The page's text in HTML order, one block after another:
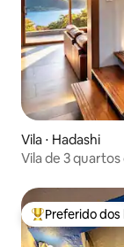
Vila ⋅ Hadashi
Vila de 3
Entre os
Preferido